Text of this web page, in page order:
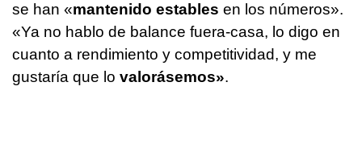
se han «mantenido estables en los números».
«Ya no hablo de balance fuera-casa, lo digo en
cuanto a rendimiento y competitividad, y me
gustaría que lo valorásemos».